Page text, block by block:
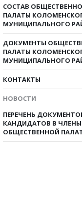
СОСТАВ
ПАЛАТЫ
МУНИЦИПАЛЬНОГО
ДОКУМЕНТЫ
ПАЛАТЫ
МУНИЦИПАЛЬНОГО
КОНТАКТЫ
НОВОСТИ
ПЕРЕЧЕНЬ
КАНДИДАТОВ В ЧЛЕНЫ
ОБЩЕСТВЕННОЙ